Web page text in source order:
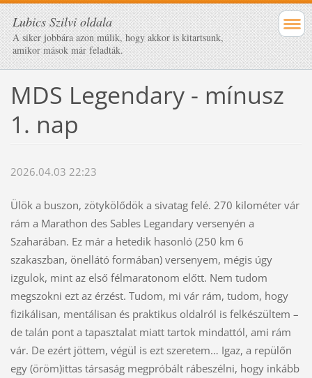
Lubics Szilvi oldala
A siker jobbára azon múlik, hogy akkor is kitartsunk,
amikor mások már feladták.
MDS Legendary - mínusz
1. nap
2026.04.03 22:23
Ülök a buszon, zötykölődök a sivatag felé. 270 kilométer vár
rám a Marathon des Sables Legandary versenyén a
Szaharában. Ez már a hetedik hasonló (250 km 6
szakaszban, önellátó formában) versenyem, mégis úgy
izgulok, mint az első félmaratonom előtt. Nem tudom
megszokni ezt az érzést. Tudom, mi vár rám, tudom, hogy
fizikálisan, mentálisan és praktikus oldalról is felkészültem –
de talán pont a tapasztalat miatt tartok mindattól, ami rám
vár. De ezért jöttem, végül is ezt szeretem… Igaz, a repülőn
egy (öröm)ittas társaság megpróbált rábeszélni, hogy inkább